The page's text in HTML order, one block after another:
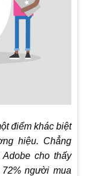
điểm khác biệt
hiệu. Chẳng
cho thấy
người mua